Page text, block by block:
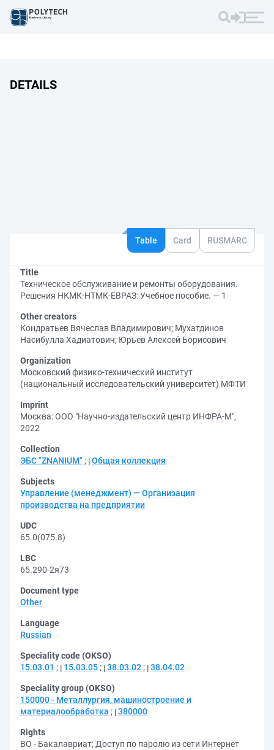
DETAILS
Table Card RUSMARC
Title
Техническое обслуживание и ремонты оборудования.
Решения НКМК-НТМК-ЕВРАЗ: Учебное пособие. — 1
Other creators
Кондратьев Вячеслав Владимирович; Мухатдинов
Насибулла Хадиатович; Юрьев Алексей Борисович
Organization
Московский физико-технический институт
(национальный исследовательский университет) МФТИ
Imprint
Москва: ООО "Научно-издательский центр ИНФРА-М",
2022
Collection
ЭБС "ZNANIUM" ; Общая коллекция
Subjects
Управление (менеджмент) — Организация
производства на предприятии
UDC
65.0(075.8)
LBC
65.290-2я73
Document type
Other
Language
Russian
Speciality code (OKSO)
15.03.01 ; 15.03.05 ; 38.03.02 ; 38.04.02
Speciality group (OKSO)
150000 - Металлургия, машиностроение и
материалообработка ; 380000
Rights
ВО - Бакалавриат; Доступ по паролю из сети Интернет